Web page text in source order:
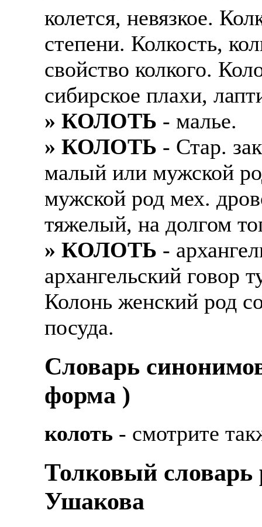
колется, невязкое.
степени. Колкость,
свойство колкого.
сибирское плахи,
» КОЛОТЬ - малье.
» КОЛОТЬ - Стар.
малый или мужской
мужской род мех.
тяжелый, на долгом
» КОЛОТЬ -
архангельский говор
Колонь женский род
посуда.
Cловарь
форма )
колоть - смотрите
Толковый словарь
Ушакова